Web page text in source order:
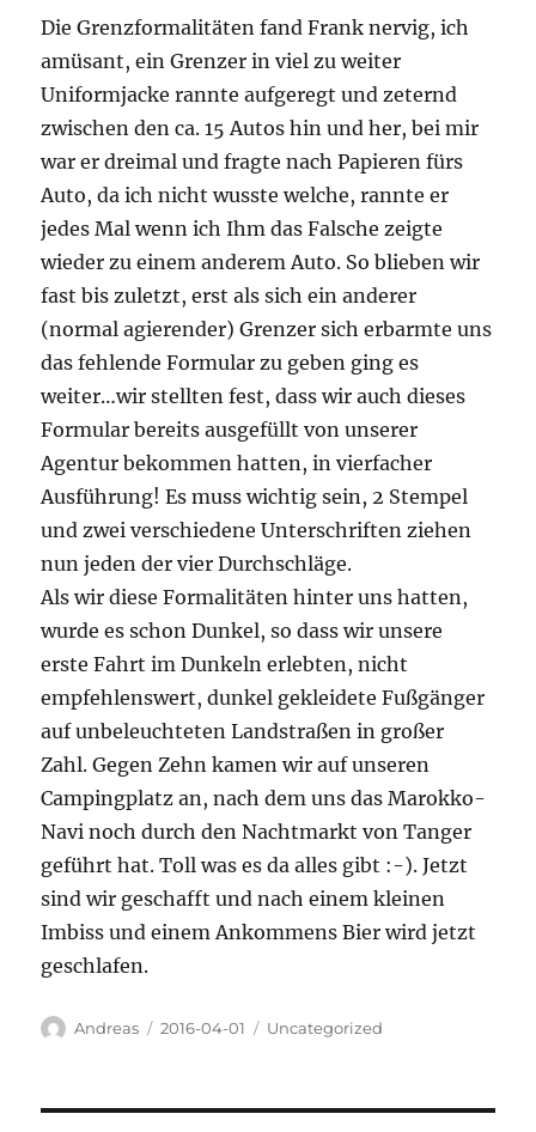
Die Grenzformalitäten fand Frank nervig, ich
amüsant, ein Grenzer in viel zu weiter
Uniformjacke rannte aufgeregt und zeternd
zwischen den ca. 15 Autos hin und her, bei mir
war er dreimal und fragte nach Papieren fürs
Auto, da ich nicht wusste welche, rannte er
jedes Mal wenn ich Ihm das Falsche zeigte
wieder zu einem anderem Auto. So blieben wir
fast bis zuletzt, erst als sich ein anderer
(normal agierender) Grenzer sich erbarmte uns
das fehlende Formular zu geben ging es
weiter…wir stellten fest, dass wir auch dieses
Formular bereits ausgefüllt von unserer
Agentur bekommen hatten, in vierfacher
Ausführung! Es muss wichtig sein, 2 Stempel
und zwei verschiedene Unterschriften ziehen
nun jeden der vier Durchschläge.
Als wir diese Formalitäten hinter uns hatten,
wurde es schon Dunkel, so dass wir unsere
erste Fahrt im Dunkeln erlebten, nicht
empfehlenswert, dunkel gekleidete Fußgänger
auf unbeleuchteten Landstraßen in großer
Zahl. Gegen Zehn kamen wir auf unseren
Campingplatz an, nach dem uns das Marokko-
Navi noch durch den Nachtmarkt von Tanger
geführt hat. Toll was es da alles gibt :-). Jetzt
sind wir geschafft und nach einem kleinen
Imbiss und einem Ankommens Bier wird jetzt
geschlafen.
Autor
Andreas
Veröffentlicht
2016-04-01 Kategorien
Uncategorized